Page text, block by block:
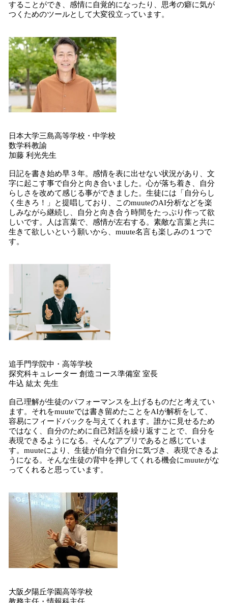
することができ、感情に自覚的になったり、思考の癖に気が
つくためのツールとして大変役立っています。
日本大学三島高等学校・中学校
数学科教諭
加藤 利光先生
日記を書き始め早３年。感情を表に出せない状況があり、文
字に起こす事で自分と向き合いました。心が落ち着き、自分
らしさを改めて感じる事ができました。生徒には「自分らし
く生きろ！」と提唱しており、このmuuteのAI分析などを楽
しみながら継続し、自分と向き合う時間をたっぷり作って欲
しいです。人は言葉で、感情が左右する。素敵な言葉と共に
生きて欲しいという願いから、muute名言も楽しみの１つで
す。
追手門学院中・高等学校
探究科キュレーター 創造コース準備室 室長
牛込 紘太 先生
自己理解が生徒のパフォーマンスを上げるものだと考えてい
ます。それをmuuteでは書き留めたことをAIが解析をして、
容易にフィードバックを与えてくれます。誰かに見せるため
ではなく、自分のために自己対話を繰り返すことで、自分を
表現できるようになる。そんなアプリであると感じていま
す。muuteにより、生徒が自分で自分に気づき、表現できるよ
うになる。そんな生徒の背中を押してくれる機会にmuuteがな
ってくれると思っています。
大阪夕陽丘学園高等学校